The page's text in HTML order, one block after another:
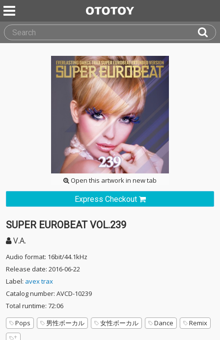
Open this artwork in new tab
Express Checkout
SUPER EUROBEAT VOL.239
V.A.
Audio format: 16bit/44.1kHz
Release date: 2016-06-22
Label: avex trax
Catalog number: AVCD-10239
Total runtime: 72:06
Pops
男性ボーカル 女性ボーカル Dance Remix